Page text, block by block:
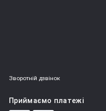
Зворотній дзвінок
Приймаємо платежі